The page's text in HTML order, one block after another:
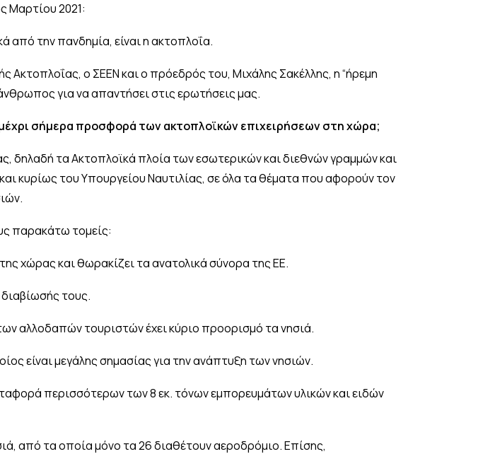
Μαρτίου 2021:
από την πανδημία, είναι η ακτοπλοΐα.
Ακτοπλοΐας, ο ΣΕΕΝ και ο πρόεδρός του, Μιχάλης Σακέλλης, η “ήρεμη
για να απαντήσει στις ερωτήσεις μας.
σήμερα προσφορά των ακτοπλοϊκών επιχειρήσεων στη χώρα;
δηλαδή τα Ακτοπλοϊκά πλοία των εσωτερικών και διεθνών γραμμών και
κυρίως του Υπουργείου Ναυτιλίας, σε όλα τα θέματα που αφορούν τον
παρακάτω τομείς:
χώρας και θωρακίζει τα ανατολικά σύνορα της ΕΕ.
τους.
αλλοδαπών τουριστών έχει κύριο προορισμό τα νησιά.
είναι μεγάλης σημασίας για την ανάπτυξη των νησιών.
περισσότερων των 8 εκ. τόνων εμπορευμάτων υλικών και ειδών
από τα οποία μόνο τα 26 διαθέτουν αεροδρόμιο. Επίσης,